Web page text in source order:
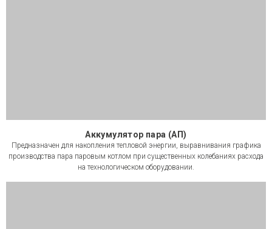
Аккумулятор пара (АП)
Предназначен для накопления тепловой энергии, выравнивания графика
производства пара паровым котлом при существенных колебаниях расхода
на технологическом оборудовании.